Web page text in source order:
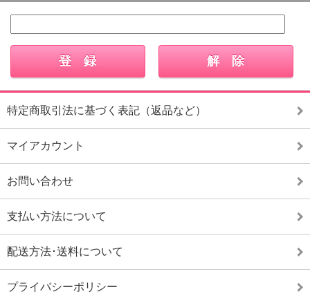
特定商取引法に基づく表記（返品など）
マイアカウント
お問い合わせ
支払い方法について
配送方法･送料について
プライバシーポリシー